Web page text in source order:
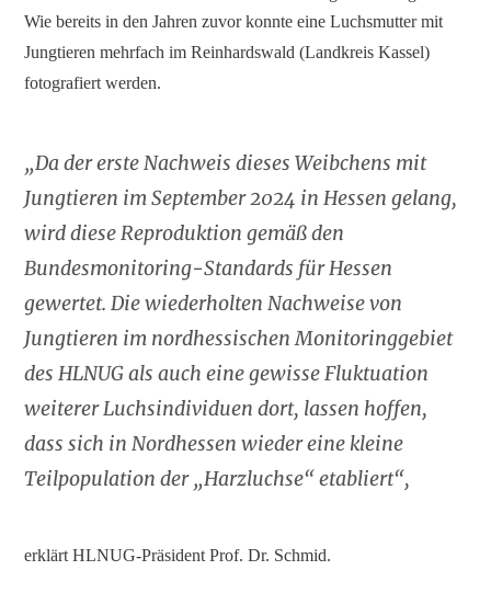
Wie bereits in den Jahren zuvor konnte eine Luchsmutter mit
Jungtieren mehrfach im Reinhardswald (Landkreis Kassel)
fotografiert werden.
„Da der erste Nachweis dieses Weibchens mit
Jungtieren im September 2024 in Hessen gelang,
wird diese Reproduktion gemäß den
Bundesmonitoring-Standards für Hessen
gewertet. Die wiederholten Nachweise von
Jungtieren im nordhessischen Monitoringgebiet
des HLNUG als auch eine gewisse Fluktuation
weiterer Luchsindividuen dort, lassen hoffen,
dass sich in Nordhessen wieder eine kleine
Teilpopulation der „Harzluchse“ etabliert“,
erklärt HLNUG-Präsident Prof. Dr. Schmid.